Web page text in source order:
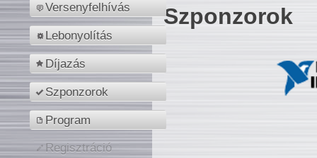
Versenyfelhívás
Lebonyolítás
Díjazás
Szponzorok
Program
Regisztráció
Szponzorok